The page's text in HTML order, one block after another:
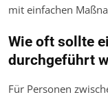
mit einfachen
Wie oft sollte
durchgeführt
Für Personen